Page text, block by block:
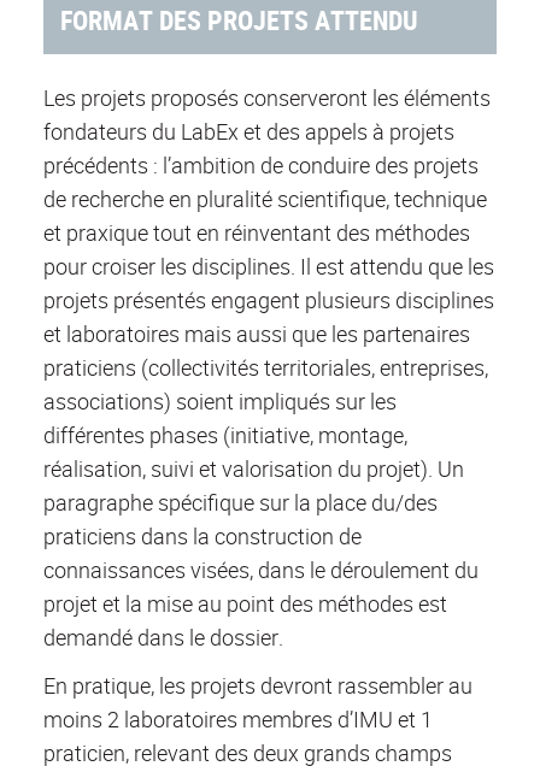
FORMAT DES PROJETS ATTENDU
Les projets proposés conserveront les éléments
fondateurs du LabEx et des appels à projets
précédents : l’ambition de conduire des projets
de recherche en pluralité scientifique, technique
et praxique tout en réinventant des méthodes
pour croiser les disciplines. Il est attendu que les
projets présentés engagent plusieurs disciplines
et laboratoires mais aussi que les partenaires
praticiens (collectivités territoriales, entreprises,
associations) soient impliqués sur les
différentes phases (initiative, montage,
réalisation, suivi et valorisation du projet). Un
paragraphe spécifique sur la place du/des
praticiens dans la construction de
connaissances visées, dans le déroulement du
projet et la mise au point des méthodes est
demandé dans le dossier.
En pratique, les projets devront rassembler au
moins 2 laboratoires membres d’IMU et 1
praticien, relevant des deux grands champs